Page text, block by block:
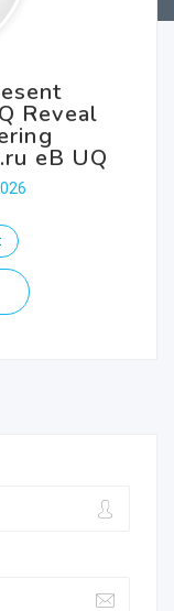
Reveal
eB UQ